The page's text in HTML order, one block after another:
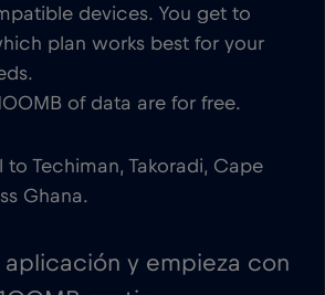
devices. You get to
plan works best for your
of data are for free.
to Techiman, Takoradi, Cape
Ghana.
aplicación y empieza con